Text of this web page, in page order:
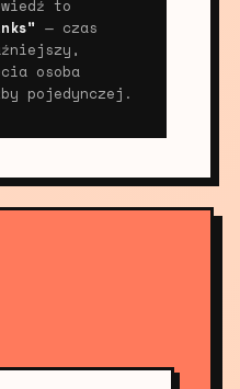
to
— czas
osoba
pojedynczej.